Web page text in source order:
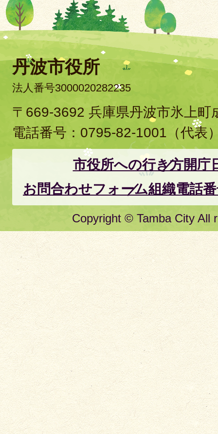
丹波市役所
法人番号3000020282235
〒669-3692 兵庫県丹波市氷上町
電話番号： 0795-82-1001 （代表
市役所への行き方開庁
お問合わせフォーム組織電話
Copyright © Tamba City All